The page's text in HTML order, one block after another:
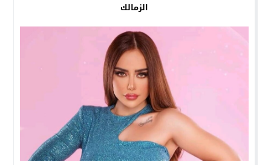
الزمالك